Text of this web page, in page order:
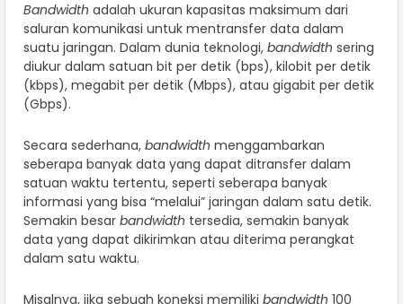
Bandwidth adalah ukuran kapasitas maksimum dari
saluran komunikasi untuk mentransfer data dalam
suatu jaringan. Dalam dunia teknologi, bandwidth sering
diukur dalam satuan bit per detik (bps), kilobit per detik
(kbps), megabit per detik (Mbps), atau gigabit per detik
(Gbps).
Secara sederhana, bandwidth menggambarkan
seberapa banyak data yang dapat ditransfer dalam
satuan waktu tertentu, seperti seberapa banyak
informasi yang bisa “melalui” jaringan dalam satu detik.
Semakin besar bandwidth tersedia, semakin banyak
data yang dapat dikirimkan atau diterima perangkat
dalam satu waktu.
Misalnya, jika sebuah koneksi memiliki bandwidth 100